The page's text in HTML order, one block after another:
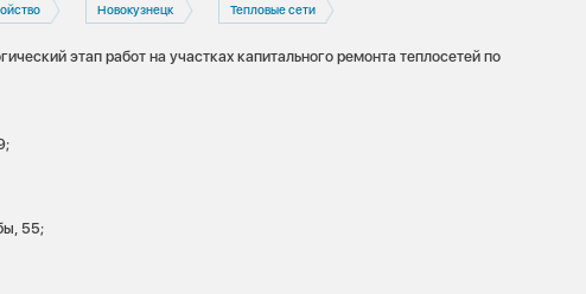
Новокузнецк Тепловые сети
этап работ на участках капитального ремонта теплосетей по
55;